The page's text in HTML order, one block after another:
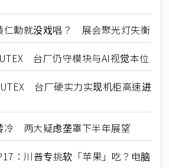
仁勳就没戏唱？ 展会聚光灯失衡
台厂仍守模块与AI视觉本位
台厂硬实力实现机柜高速进
冷 两大疑虑垄罩下半年展望
：川普专挑软「苹果」吃？电脑